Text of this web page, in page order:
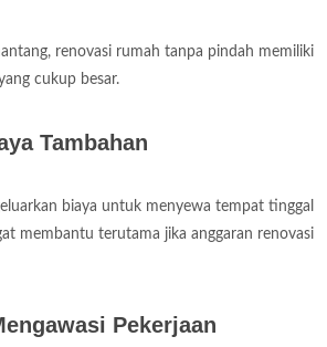
renovasi rumah tanpa pindah memiliki
cukup besar.
Tambahan
biaya untuk menyewa tempat tinggal
membantu terutama jika anggaran renovasi
Pekerjaan